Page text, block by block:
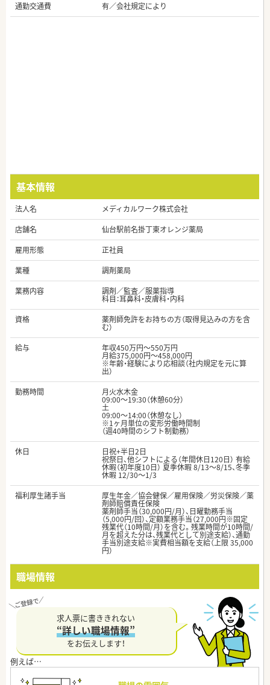
通勤交通費
有／会社規定により
基本情報
法人名
メディカルワーク株式会社
店舗名
仙台駅前名掛丁東オレンジ薬局
雇用形態
正社員
業種
調剤薬局
業務内容
調剤／監査／服薬指導
科目：耳鼻科・皮膚科・内科
資格
薬剤師免許をお持ちの方（取得見込みの方を含
む）
給与
年収450万円～550万円
月給375,000円～458,000円
※年齢・経験により応相談（社内規定を元に算
出）
勤務時間
月火水木金
09:00～19:30（休憩60分）
土
09:00～14:00（休憩なし）
※1ヶ月単位の変形労働時間制
（週40時間のシフト制勤務）
休日
日祝+半日2日
祝祭日、他シフトによる（年間休日120日） 有給
休暇（初年度10日） 夏季休暇 8/13～8/15、冬季
休暇 12/30～1/3
福利厚生諸手当
厚生年金／協会健保／雇用保険／労災保険／薬
剤師賠償責任保険
薬剤師手当（30,000円/月）、日曜勤務手当
（5,000円/回）、定額業務手当（27,000円※固定
残業代（10時間/月）を含む。残業時間が10時間/
月を超えた分は、残業代として別途支給）、通勤
手当別途支給※実費相当額を支給（上限 35,000
円）
職場情報
求人票に書ききれない
“詳しい職場情報”
をお伝えします！